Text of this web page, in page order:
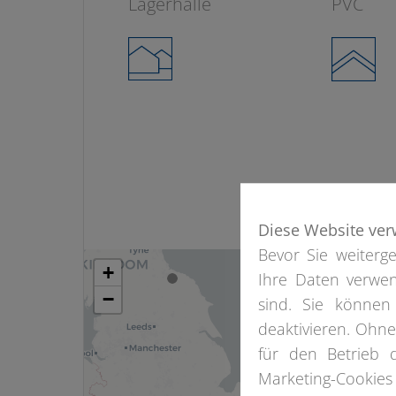
+
−
Diese Website
Bevor Sie
Ihre Daten
sind. Sie
deaktivieren.
für den Betrieb
Marketing-